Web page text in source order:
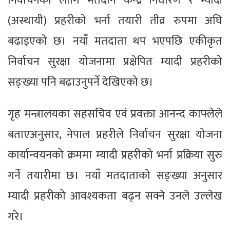
(अस्थायी) प्रहरीको भर्ना तयारी तीव्र रुपमा अघि
बढाइएको छ। नयाँ मतदाता थप भएपछि एकीकृत
निर्वाचन सुरक्षा योजनामा प्रक्षेपित म्यादी प्रहरीको
सङ्ख्या पनि बढाउनुपर्ने देखिएको छ।
गृह मन्त्रालयका सहसचिव एवं प्रवक्ता आनन्द काफ्लेले
बताएअनुसार, नेपाल प्रहरीले निर्वाचन सुरक्षा योजना
कार्यान्वयनको क्रममा म्यादी प्रहरीको भर्ना प्रक्रिया सुरु
गर्ने तयारीमा छ। नयाँ मतदाताको सङ्ख्या अनुसार
म्यादी प्रहरीको आवश्यकता बढ्न सक्ने उनले उल्लेख
गरे।